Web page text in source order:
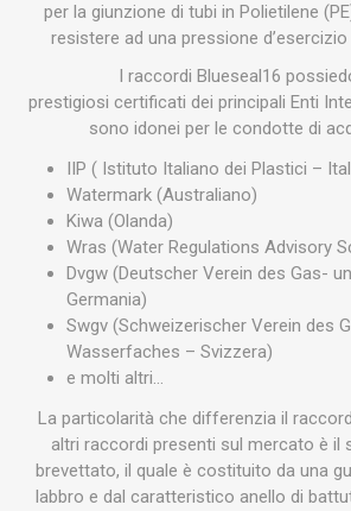
per la giunzione di tubi in Polietilene
resistere ad una pressione d’esercizio
I raccordi Blueseal16
prestigiosi certificati dei principali Enti
sono idonei per le condotte di
IIP ( Istituto Italiano dei Plastici –
Watermark (Australiano)
Kiwa (Olanda)
Wras (Water Regulations Advisory
Dvgw (Deutscher Verein des Gas-
Germania)
Swgv (Schweizerischer Verein des
Wasserfaches – Svizzera)
e molti altri…
La particolarità che differenzia il
altri raccordi presenti sul mercato è il
brevettato, il quale è costituito da una
labbro e dal caratteristico anello di